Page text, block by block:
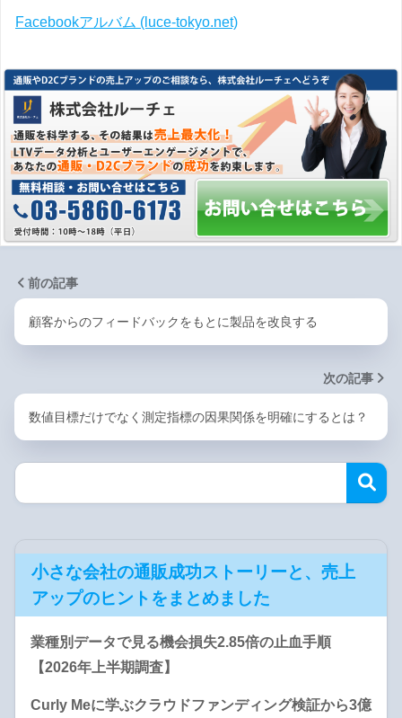
Facebookアルバム (luce-tokyo.net)
前の記事
顧客からのフィードバックをもとに製品を改良する
次の記事
数値目標だけでなく測定指標の因果関係を明確にするとは？
小さな会社の通販成功ストーリーと、売上
アップのヒントをまとめました
業種別データで見る機会損失2.85倍の止血手順
【2026年上半期調査】
Curly Meに学ぶクラウドファンディング検証から3億